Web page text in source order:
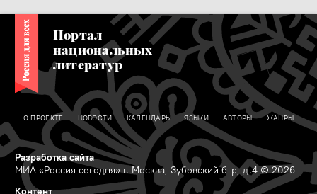
Портал
национальных
литератур
О ПРОЕКТЕ НОВОСТИ КАЛЕНДАРЬ ЯЗЫКИ АВТОРЫ ЖАНРЫ
Разработка сайта
МИА «Россия сегодня» г. Москва, Зубовский б-р, д.4 © 2026
Контент